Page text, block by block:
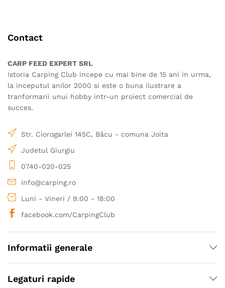
Contact
CARP FEED EXPERT SRL
Istoria Carping Club incepe cu mai bine de 15 ani in urma,
la inceputul anilor 2000 si este o buna ilustrare a
tranformarii unui hobby intr-un proiect comercial de
succes.
Str. Ciorogarlei 145C, Bâcu - comuna Joita
Judetul Giurgiu
0740-020-025
info@carping.ro
Luni - Vineri / 9:00 - 18:00
facebook.com/CarpingClub
Informatii generale
Legaturi rapide